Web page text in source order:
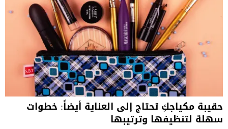
حقيبة مكياجكِ تحتاج إلى العناية أيضاً: خطوات
سهلة لتنظيفها وترتيبها